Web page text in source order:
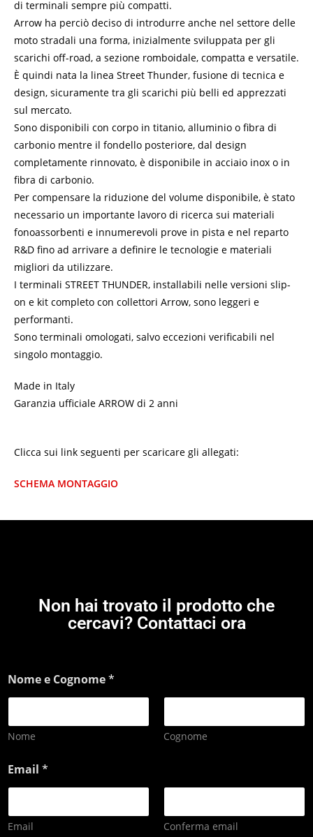
di terminali sempre più compatti.
Arrow ha perciò deciso di introdurre anche nel settore delle
moto stradali una forma, inizialmente sviluppata per gli
scarichi off-road, a sezione romboidale, compatta e versatile.
È quindi nata la linea Street Thunder, fusione di tecnica e
design, sicuramente tra gli scarichi più belli ed apprezzati
sul mercato.
Sono disponibili con corpo in titanio, alluminio o fibra di
carbonio mentre il fondello posteriore, dal design
completamente rinnovato, è disponibile in acciaio inox o in
fibra di carbonio.
Per compensare la riduzione del volume disponibile, è stato
necessario un importante lavoro di ricerca sui materiali
fonoassorbenti e innumerevoli prove in pista e nel reparto
R&D fino ad arrivare a definire le tecnologie e materiali
migliori da utilizzare.
I terminali STREET THUNDER, installabili nelle versioni slip-
on e kit completo con collettori Arrow, sono leggeri e
performanti.
Sono terminali omologati, salvo eccezioni verificabili nel
singolo montaggio.
Made in Italy
Garanzia ufficiale ARROW di 2 anni
Clicca sui link seguenti per scaricare gli allegati:
SCHEMA MONTAGGIO
Non hai trovato il prodotto che
cercavi? Contattaci ora
Nome e Cognome*
Nome Cognome
Email *
Email Conferma email